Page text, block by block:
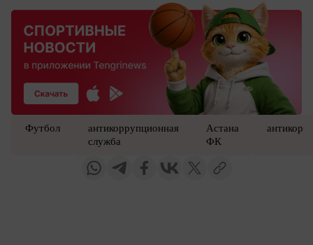
Футбол
антикоррупционная
служба
Астана
ФК
антикор